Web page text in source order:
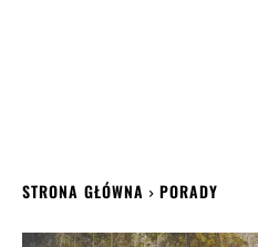
STRONA GŁÓWNA PORADY